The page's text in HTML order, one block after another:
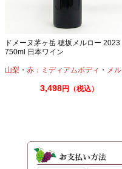
ドメーヌ茅ヶ岳 穂坂メルロー 2023
750ml 日本ワイン
山梨 ・ 赤：ミディアムボディ ・ メルロー
3,498円（税込）